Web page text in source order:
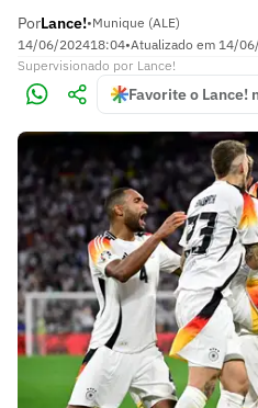
PorLance!•Munique (ALE)
14/06/202418:04•Atualizado em 14/
Supervisionado por Lance!
Favorite o Lance!